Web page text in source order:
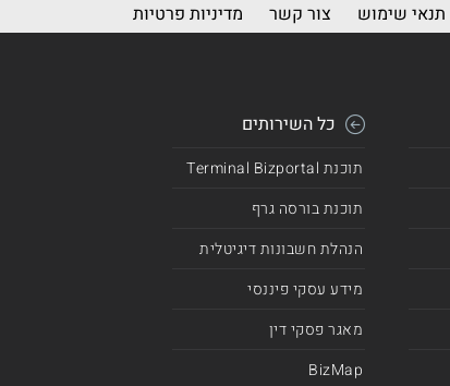
תנאי שימוש צור קשר מדיניות פרטיות
כל השירותים
תוכנת Terminal Bizportal
תוכנת בורסה גרף
הנהלת חשבונות דיגיטלית
מידע עסקי פיננסי
מאגר פסקי דין
BizMap